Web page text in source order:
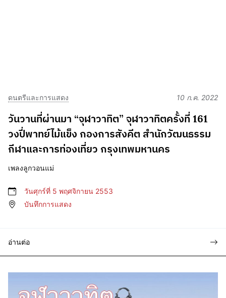
ดนตรีและการแสดง 10 ก.ค. 2022
วันวานที่ผ่านมา “จุฬาวาทิต” จุฬาวาทิตครั้งที่ 161
วงปี่พาทย์ไม้แข็ง กองการสังคีต สำนักวัฒนธรรม
กีฬาและการท่องเที่ยว กรุงเทพมหานคร
เพลงลูกวอนแม่
วันศุกร์ที่ 5 พฤศจิกายน 2553
บันทึกการแสดง
อ่านต่อ